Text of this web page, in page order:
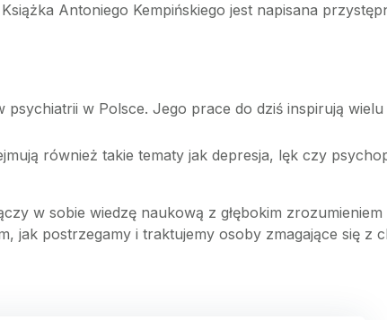
Antoniego Kempińskiego jest napisana
w Polsce. Jego prace do dziś inspirują wielu
również takie tematy jak depresja, lęk czy
w sobie wiedzę naukową z głębokim
jak postrzegamy i traktujemy osoby zmagające się z